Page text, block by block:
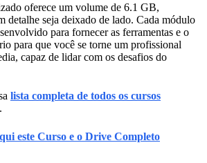
oferece um volume de 6.1 GB,
detalhe seja deixado de lado. Cada módulo
para fornecer as ferramentas e o
para que você se torne um profissional
capaz de lidar com os desafios do
lista completa de todos os cursos
este Curso e o Drive Completo